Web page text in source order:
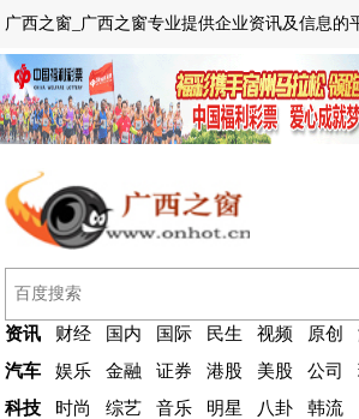
广西之窗_广西之窗专业提供企业资讯及信息的
资讯 财经 国内 国际 民生 视频 原创
汽车
娱乐 金融 证券 港股 美股 公司
科技
时尚 综艺 音乐 明星 八卦
韩流